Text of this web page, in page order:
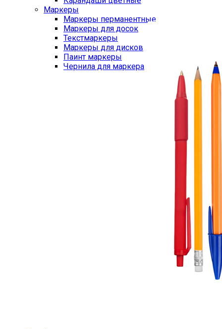
Маркеры
Маркеры перманентные
Маркеры для досок
Текстмаркеры
Маркеры для дисков
Паинт маркеры
Чернила для маркера